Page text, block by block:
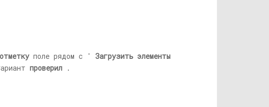
поле рядом с ' Загрузить элементы
проверил .